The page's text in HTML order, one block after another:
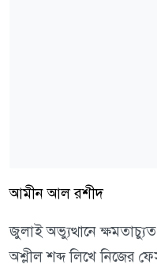
আমীন আল রশীদ
জুলাই অভ্যুত্থানে
অশ্লীল শব্দ লিখে নিজের